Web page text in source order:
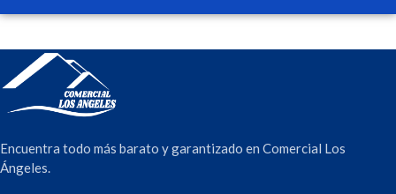
Encuentra todo más barato y garantizado en Comercial Los
Ángeles.